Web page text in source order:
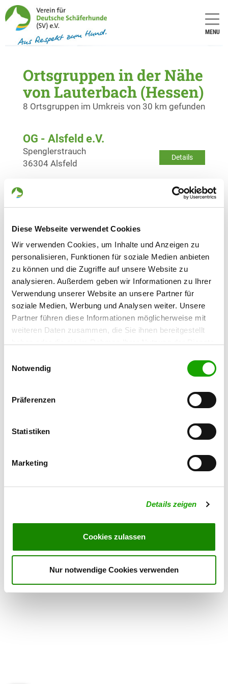
Diese Webseite verwendet Cookies
Wir verwenden Cookies, um Inhalte und Anzeigen zu
personalisieren, Funktionen für soziale Medien anbieten
zu können und die Zugriffe auf unsere Website zu
analysieren. Außerdem geben wir Informationen zu Ihrer
Verwendung unserer Website an unsere Partner für
soziale Medien, Werbung und Analysen weiter. Unsere
Partner führen diese Informationen möglicherweise mit
weiteren Daten zusammen, die Sie ihnen bereitgestellt
Cookies, wenn Sie unsere Webseite weiterhin nutzen.
Notwendig
Präferenzen
Statistiken
Marketing
Details zeigen
Cookies zulassen
Nur notwendige Cookies verwenden
MENU
Ortsgruppen in der Nähe
von Lauterbach (Hessen)
8 Ortsgruppen im Umkreis von 30 km gefunden
OG - Alsfeld e.V.
Details
Spenglerstrauch
36304 Alsfeld
OG - Fulda
Details
Olympiastraße
36041 Fulda
OG - Hünfeld
Details
Rommelsweg 6
36088 Hünfeld
OG - Röllshausen-Schönberg
OG - Wartenberg e.V.
OG - Flieden
Details
OG - Lauterbach e.V.
36341 Lauterbach